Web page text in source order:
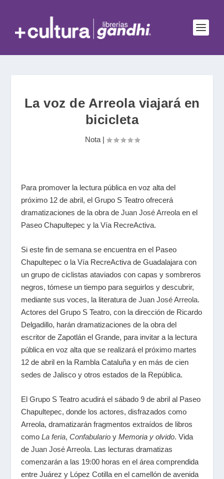
La voz de Arreola viajará en
bicicleta
Nota|
Para promover la lectura pública en voz alta del
próximo 12 de abril, el Grupo S Teatro ofrecerá
dramatizaciones de la obra deJuan José Arreola en el
Paseo Chapultepec y la Vía RecreActiva.
Si este fin de semana se encuentra en el Paseo
Chapultepec o la Vía RecreActiva de Guadalajara con
un grupo de ciclistas ataviados con capas y sombreros
negros, tómese un tiempo para seguirlos y descubrir,
mediante sus voces, la literatura deJuan José Arreola.
Actores del Grupo S Teatro, con la dirección de Ricardo
Delgadillo, harán dramatizaciones de la obra del
escritor de Zapotlán el Grande, para invitar a la lectura
pública en voz alta que se realizará el próximo martes
12 de abril en la Rambla Cataluña y en más de cien
sedes de Jalisco y otros estados de la República.
El Grupo S Teatro acudirá el sábado 9 de abril al Paseo
Chapultepec, donde los actores, disfrazados como
Arreola, dramatizarán fragmentos extraídos de libros
comoLa feria,Confabulario yMemoria y olvido. Vida
deJuan José Arreola. Las lecturas dramatizas
comenzarán a las 19:00 horas en el área comprendida
entre Juárez y López Cotilla en el camellón de avenida